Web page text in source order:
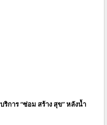
การ “ซ่อม สร้าง สุข” หลังน้ำ